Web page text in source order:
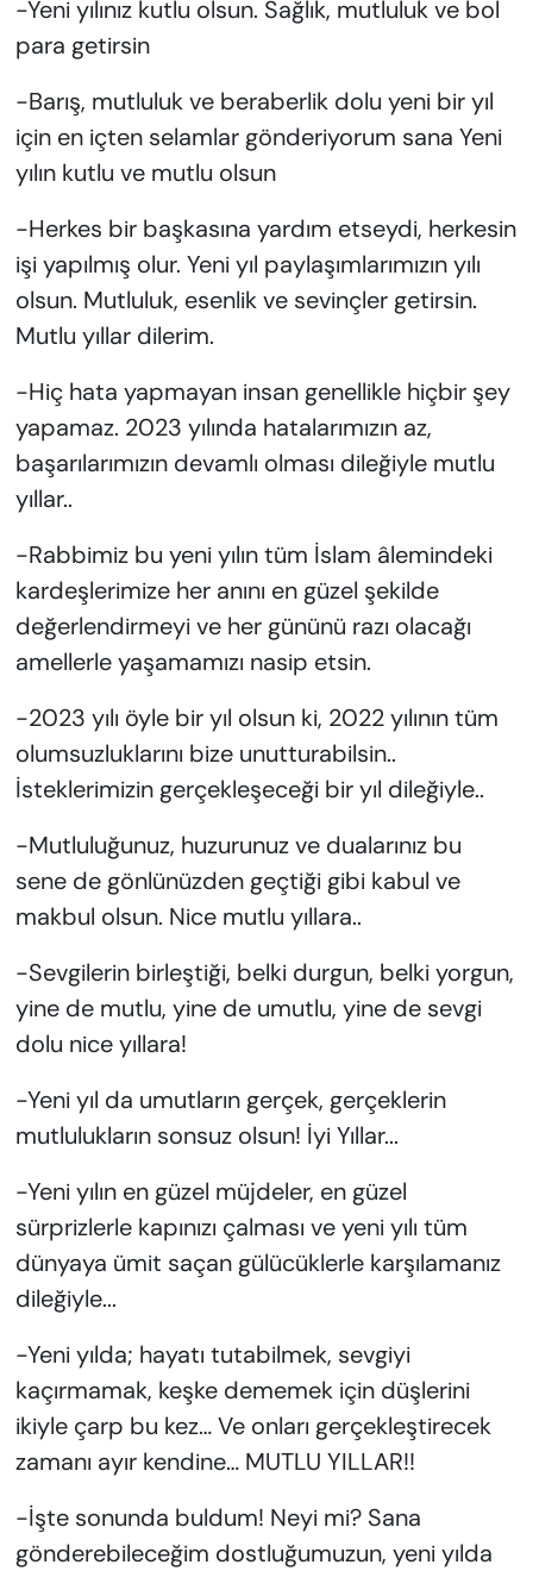
-Yeni yılınız kutlu olsun. Sağlık, mutluluk ve bol
para getirsin
-Barış, mutluluk ve beraberlik dolu yeni bir yıl
için en içten selamlar gönderiyorum sana Yeni
yılın kutlu ve mutlu olsun
-Herkes bir başkasına yardım etseydi, herkesin
işi yapılmış olur. Yeni yıl paylaşımlarımızın yılı
olsun. Mutluluk, esenlik ve sevinçler getirsin.
Mutlu yıllar dilerim.
-Hiç hata yapmayan insan genellikle hiçbir şey
yapamaz. 2023 yılında hatalarımızın az,
başarılarımızın devamlı olması dileğiyle mutlu
yıllar..
-Rabbimiz bu yeni yılın tüm İslam âlemindeki
kardeşlerimize her anını en güzel şekilde
değerlendirmeyi ve her gününü razı olacağı
amellerle yaşamamızı nasip etsin.
-2023 yılı öyle bir yıl olsun ki, 2022 yılının tüm
olumsuzluklarını bize unutturabilsin..
İsteklerimizin gerçekleşeceği bir yıl dileğiyle..
-Mutluluğunuz, huzurunuz ve dualarınız bu
sene de gönlünüzden geçtiği gibi kabul ve
makbul olsun. Nice mutlu yıllara..
-Sevgilerin birleştiği, belki durgun, belki yorgun,
yine de mutlu, yine de umutlu, yine de sevgi
dolu nice yıllara!
-Yeni yıl da umutların gerçek, gerçeklerin
mutlulukların sonsuz olsun! İyi Yıllar...
-Yeni yılın en güzel müjdeler, en güzel
sürprizlerle kapınızı çalması ve yeni yılı tüm
dünyaya ümit saçan gülücüklerle karşılamanız
dileğiyle...
-Yeni yılda; hayatı tutabilmek, sevgiyi
kaçırmamak, keşke dememek için düşlerini
ikiyle çarp bu kez… Ve onları gerçekleştirecek
zamanı ayır kendine… MUTLU YILLAR!!
-İşte sonunda buldum! Neyi mi? Sana
gönderebileceğim dostluğumuzun, yeni yılda